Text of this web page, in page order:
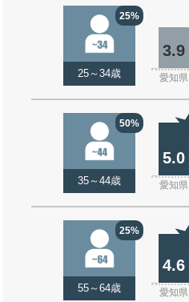
25%
25～34歳
3.9
愛知県
50%
35～44歳
5.0
愛知県
25%
55～64歳
4.6
愛知県